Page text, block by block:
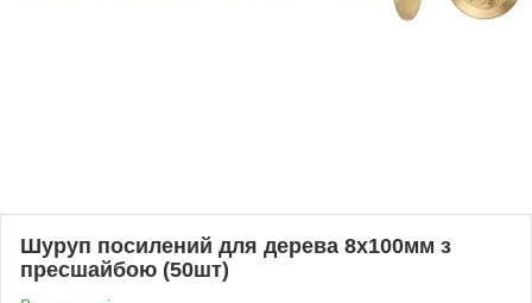
Шуруп посилений для дерева 8х100мм з
пресшайбою (50шт)